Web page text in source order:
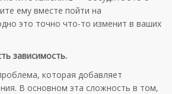
ему вместе пойти на
это точно что-то изменит в ваших
зависимость.
которая добавляет
В основном эта сложность в том,